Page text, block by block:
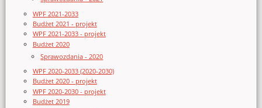
WPF 2021-2033
Budżet 2021 - projekt
WPF 2021-2033 - projekt
Budżet 2020
Sprawozdania - 2020
WPF 2020-2033 (2020-2030)
Budżet 2020 - projekt
WPF 2020-2030 - projekt
Budżet 2019